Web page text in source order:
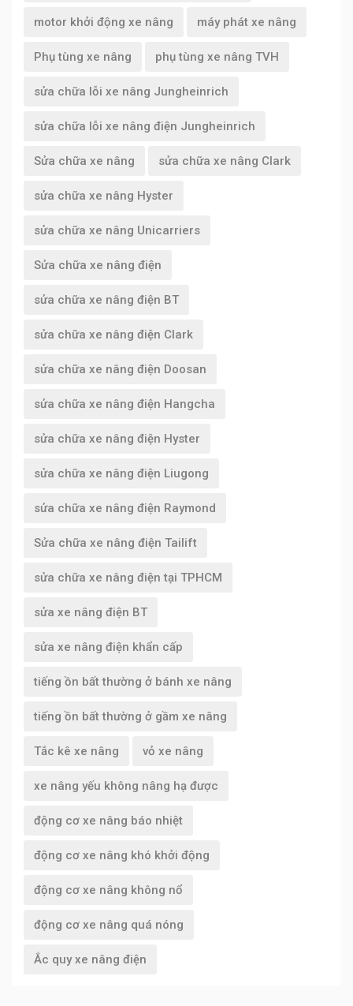
motor khởi động xe nâng máy phát xe nâng
Phụ tùng xe nâng phụ tùng xe nâng TVH
sửa chữa lỗi xe nâng Jungheinrich
sửa chữa lỗi xe nâng điện Jungheinrich
Sửa chữa xe nâng sửa chữa xe nâng Clark
sửa chữa xe nâng Hyster
sửa chữa xe nâng Unicarriers
Sửa chữa xe nâng điện
sửa chữa xe nâng điện BT
sửa chữa xe nâng điện Clark
sửa chữa xe nâng điện Doosan
sửa chữa xe nâng điện Hangcha
sửa chữa xe nâng điện Hyster
sửa chữa xe nâng điện Liugong
sửa chữa xe nâng điện Raymond
Sửa chữa xe nâng điện Tailift
sửa chữa xe nâng điện tại TPHCM
sửa xe nâng điện BT
sửa xe nâng điện khẩn cấp
tiếng ồn bất thường ở bánh xe nâng
tiếng ồn bất thường ở gầm xe nâng
Tắc kê xe nâng vỏ xe nâng
xe nâng yếu không nâng hạ được
động cơ xe nâng báo nhiệt
động cơ xe nâng khó khởi động
động cơ xe nâng không nổ
động cơ xe nâng quá nóng
Ắc quy xe nâng điện